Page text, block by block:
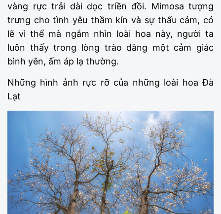
vàng rực trải dài dọc triền đồi. Mimosa tượng
trưng cho tình yêu thầm kín và sự thấu cảm, có
lẽ vì thế mà ngắm nhìn loài hoa này, người ta
luôn thấy trong lòng trào dâng một cảm giác
bình yên, ấm áp lạ thường.
Những hình ảnh rực rỡ của những loài hoa Đà
Lạt